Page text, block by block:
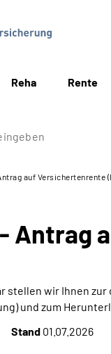
Reha Rente
auf Versichertenrente
- Antrag
stellen wir Ihnen
und zum
Stand 01.07.2026